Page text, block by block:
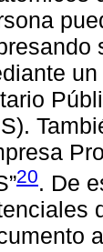
20. De